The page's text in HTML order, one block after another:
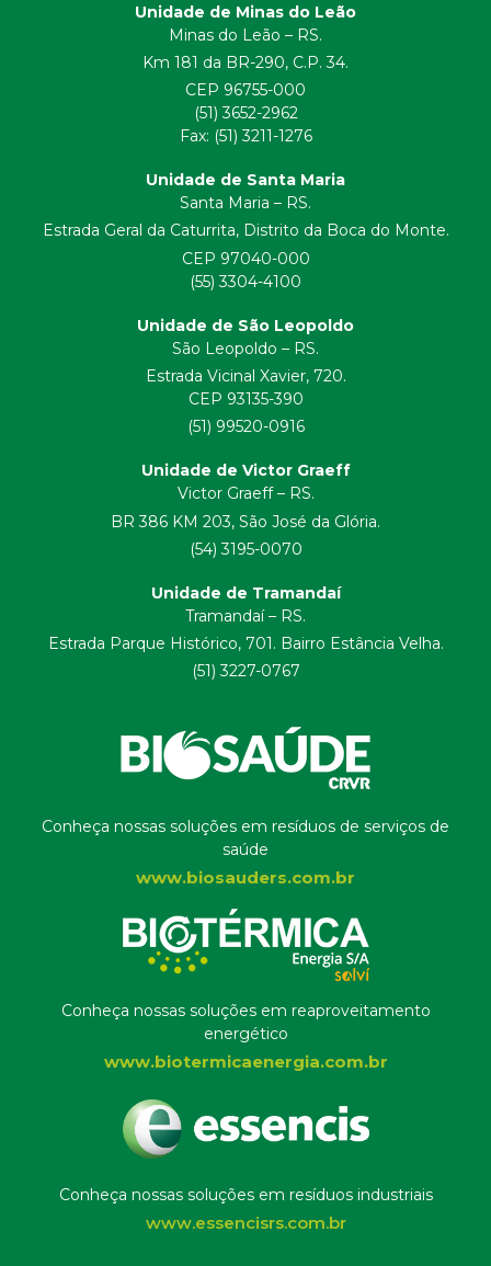
Unidade de Minas do Leão
Minas do Leão – RS.
Km 181 da BR-290, C.P. 34.
CEP 96755-000
(51) 3652-2962
Fax: (51) 3211-1276
Unidade de Santa Maria
Santa Maria – RS.
Estrada Geral da Caturrita, Distrito da Boca do Monte.
CEP 97040-000
(55) 3304-4100
Unidade de São Leopoldo
São Leopoldo – RS.
Estrada Vicinal Xavier, 720.
CEP 93135-390
(51) 99520-0916
Unidade de Victor Graeff
Victor Graeff – RS.
BR 386 KM 203, São José da Glória.
(54) 3195-0070
Unidade de Tramandaí
Tramandaí – RS.
Estrada Parque Histórico, 701. Bairro Estância Velha.
(51) 3227-0767
Conheça nossas soluções em resíduos de serviços de
saúde
www.biosauders.com.br
Conheça nossas soluções em reaproveitamento
energético
www.biotermicaenergia.com.br
Conheça nossas soluções em resíduos industriais
www.essencisrs.com.br